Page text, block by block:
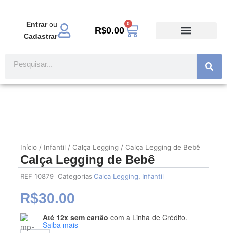
Entrarou
Cadastrar
R$0.00
0
Carrinho
Início / Infantil / Calça Legging / Calça Legging de Bebê
Calça Legging de Bebê
REF 10879 Categorias Calça Legging Infantil
R$30.00
Até 12x sem cartão com a Linha de Crédito.
Saiba mais
Calça
Legging